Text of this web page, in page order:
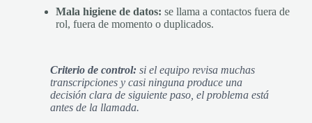
Mala higiene de datos: se llama a contactos fuera de
rol, fuera de momento o duplicados.
Criterio de control: si el equipo revisa muchas
transcripciones y casi ninguna produce una
decisión clara de siguiente paso, el problema está
antes de la llamada.